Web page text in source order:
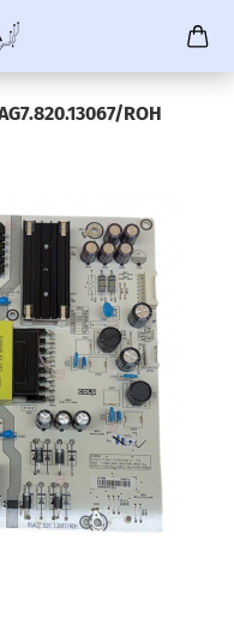
ROH